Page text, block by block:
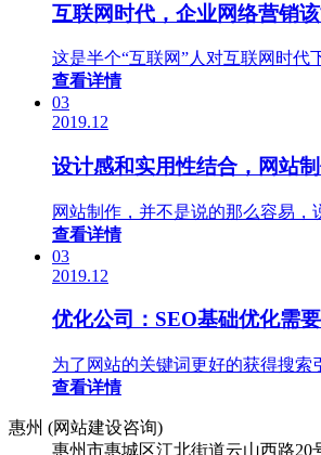
互联网时代，企业网络营销
这是半个“互联网”人对互联网时代
查看详情
03
2019.12
设计感和实用性结合，网站
网站制作，并不是说的那么容易，
查看详情
03
2019.12
优化公司：SEO基础优化需
为了网站的关键词更好的获得搜索
查看详情
惠州 (网站建设咨询)
惠州市惠城区江北街道云山西路20